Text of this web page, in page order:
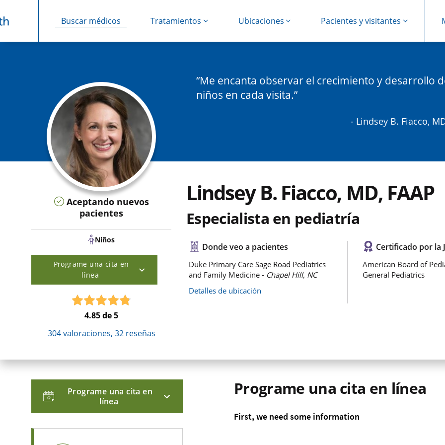
Buscar médicos Tratamientos Ubicaciones Pacientes y visitantes
Aceptando nuevos
pacientes
Niños
Programe una cita en
línea
4.85de 5
304valoraciones, 32reseñas
Me encanta observar el crecimiento y desarrollo
niños en cada visita.
- Lindsey B. Fiacco,
Lindsey B. Fiacco, MD, FAAP
Especialista en pediatría
Donde veo a pacientes
Duke Primary Care Sage Road Pediatrics
and Family Medicine - Chapel Hill, NC
Detalles de ubicación
Certificado por la
American Board of
General Pediatrics
Programe una cita en
línea
Programe una cita en línea